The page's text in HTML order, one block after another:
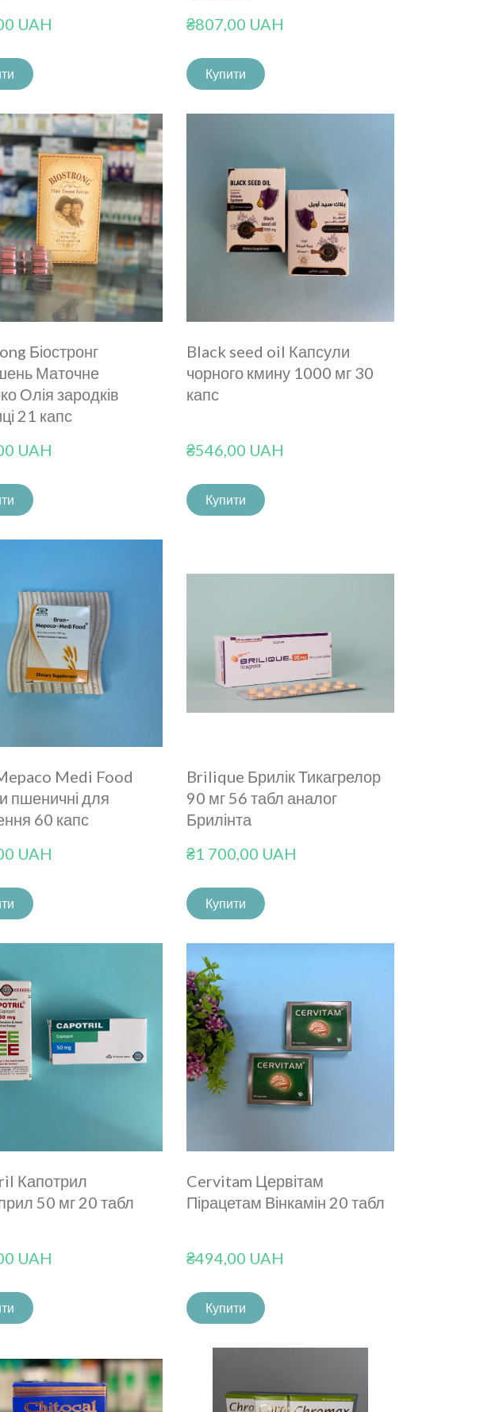
UAH
₴807,00 UAH
Купити
Біостронг
Маточне
Олія зародків
21 капс
UAH
Black seed oil Капсули
чорного кмину 1000 мг 30
капс
₴546,00 UAH
Купити
Medi Food
пшеничні для
60 капс
UAH
Brilique Брилік Тикагрелор
90 мг 56 табл аналог
Брилінта
₴1 700,00 UAH
Купити
Капотрил
50 мг 20 табл
UAH
Cervitam Цервітам
Пірацетам Вінкамін 20 табл
₴494,00 UAH
Купити